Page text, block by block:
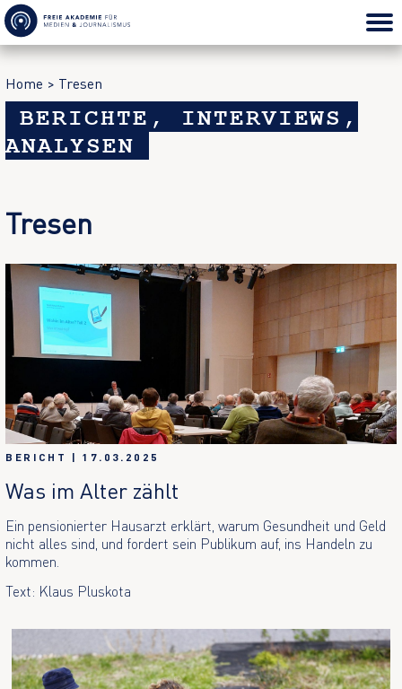
Home > Tresen
BERICHTE, INTERVIEWS,
ANALYSEN
Tresen
BERICHT | 17.03.2025
Was im Alter zählt
Ein pensionierter Hausarzt erklärt, warum Gesundheit und Geld
nicht alles sind, und fordert sein Publikum auf, ins Handeln zu
kommen.
Text: Klaus Pluskota